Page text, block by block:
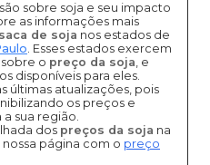
sobre soja e seu impacto
as informações mais
de soja nos estados de
. Esses estados exercem
o preço da soja, e
disponíveis para eles.
últimas atualizações, pois
os preços e
a sua região.
dos preços da soja na
página com o preço